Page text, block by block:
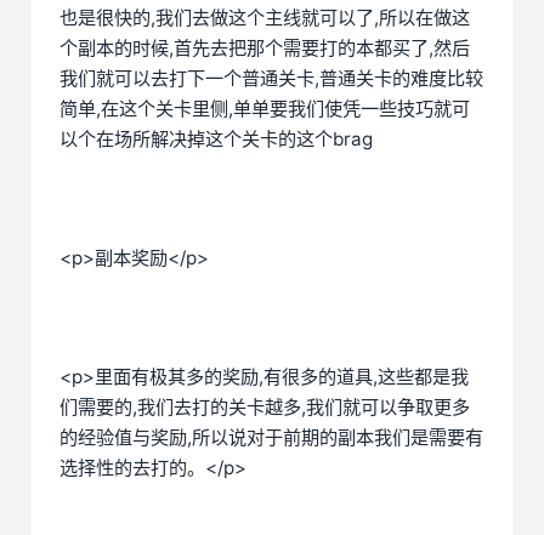
也是很快的,我们去做这个主线就可以了,所以在做这
个副本的时候,首先去把那个需要打的本都买了,然后
我们就可以去打下一个普通关卡,普通关卡的难度比较
简单,在这个关卡里侧,单单要我们使凭一些技巧就可
以个在场所解决掉这个关卡的这个brag
<p>副本奖励</p>
<p>里面有极其多的奖励,有很多的道具,这些都是我
们需要的,我们去打的关卡越多,我们就可以争取更多
的经验值与奖励,所以说对于前期的副本我们是需要有
选择性的去打的。</p>